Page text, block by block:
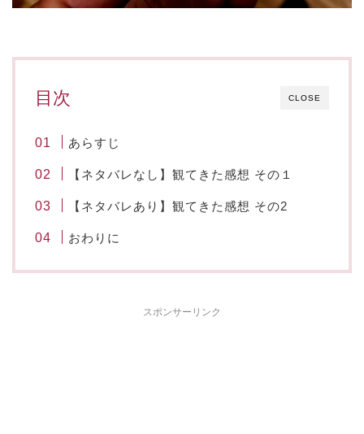
CLOSE
目次
あらすじ
【ネタバレなし】観てきた感想 その１
【ネタバレあり】観てきた感想 その2
おわりに
スポンサーリンク